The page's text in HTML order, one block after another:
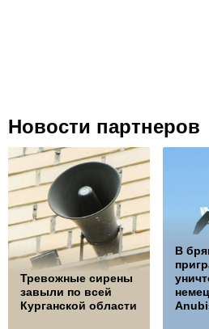
Новости партнеров
Тревожные сирены
завыли по всей
Курганской области
В